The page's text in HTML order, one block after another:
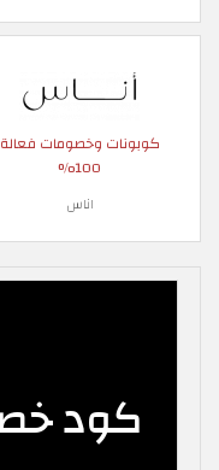
كوبونات وخصومات فعالة
100%
اناس